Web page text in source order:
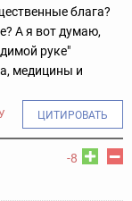
блага?
А я вот думаю,
руке"
медицины и
ЦИТИРОВАТЬ
-8